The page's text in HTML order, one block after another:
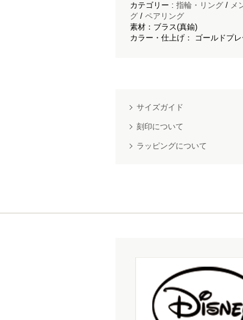
カテゴリー : 指輪・リング / メ
グ / ペアリング
素材：ブラス(真鍮)
カラー・仕上げ： ゴールドプレ
サイズガイド
刻印について
ラッピングについて